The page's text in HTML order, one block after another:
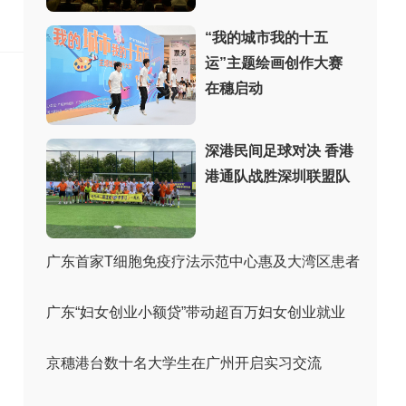
“我的城市我的十五
运”主题绘画创作大赛
在穗启动
深港民间足球对决 香港
港通队战胜深圳联盟队
广东首家T细胞免疫疗法示范中心惠及大湾区患者
广东“妇女创业小额贷”带动超百万妇女创业就业
京穗港台数十名大学生在广州开启实习交流